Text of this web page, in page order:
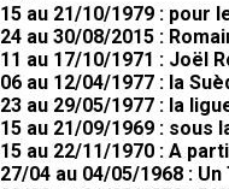
15 au 21/10/1979 : pour
24 au 30/08/2015 :
11 au 17/10/1971 : Joël
06 au 12/04/1977 : la
23 au 29/05/1977 : la
15 au 21/09/1969 : sous
15 au 22/11/1970 : A
27/04 au 04/05/1968 :